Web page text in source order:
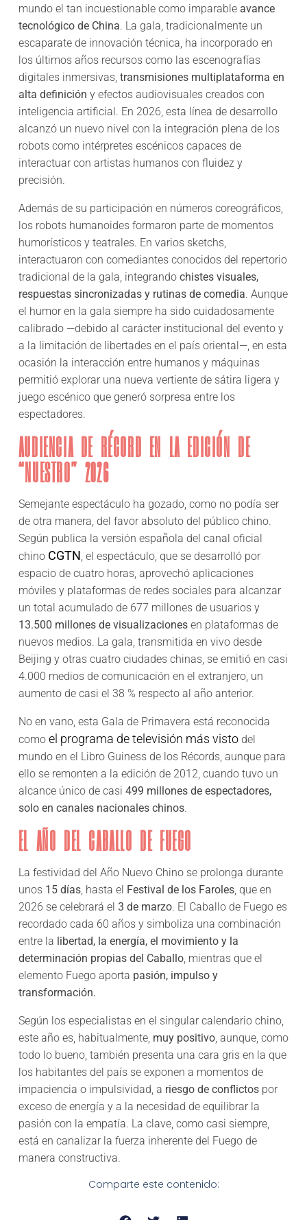
mundo el tan incuestionable como imparable avance
tecnológico de China. La gala, tradicionalmente un
escaparate de innovación técnica, ha incorporado en
los últimos años recursos como las escenografías
digitales inmersivas, transmisiones multiplataforma en
alta definición y efectos audiovisuales creados con
inteligencia artificial. En 2026, esta línea de desarrollo
alcanzó un nuevo nivel con la integración plena de los
robots como intérpretes escénicos capaces de
interactuar con artistas humanos con fluidez y
precisión.
Además de su participación en números coreográficos,
los robots humanoides formaron parte de momentos
humorísticos y teatrales. En varios sketchs,
interactuaron con comediantes conocidos del repertorio
tradicional de la gala, integrando chistes visuales,
respuestas sincronizadas y rutinas de comedia. Aunque
el humor en la gala siempre ha sido cuidadosamente
calibrado —debido al carácter institucional del evento y
a la limitación de libertades en el país oriental—, en esta
ocasión la interacción entre humanos y máquinas
permitió explorar una nueva vertiente de sátira ligera y
juego escénico que generó sorpresa entre los
espectadores.
AUDIENCIA DE RÉCORD EN LA EDICIÓN DE
“NUESTRO” 2026
Semejante espectáculo ha gozado, como no podía ser
de otra manera, del favor absoluto del público chino.
Según publica la versión española del canal oficial
chino CGTN, el espectáculo, que se desarrolló por
espacio de cuatro horas, aprovechó aplicaciones
móviles y plataformas de redes sociales para alcanzar
un total acumulado de 677 millones de usuarios y
13.500 millones de visualizacionesen plataformas de
nuevos medios. La gala, transmitida en vivo desde
Beijing y otras cuatro ciudades chinas, se emitió en casi
4.000 medios de comunicación en el extranjero, un
aumento de casi el 38 % respecto al año anterior.
No en vano, esta Gala de Primavera está reconocida
como el programa de televisión más vistodel
mundo en el Libro Guiness de los Récords, aunque para
ello se remonten a la edición de 2012, cuando tuvo un
alcance único de casi 499 millones de espectadores,
solo en canales nacionales chinos.
EL AÑO DEL CABALLO DE FUEGO
La festividad del Año Nuevo Chino se prolonga durante
unos 15 días, hasta el Festival de los Faroles, que en
2026 se celebrará el 3 de marzo. El Caballo de Fuego es
recordado cada 60 años y simboliza una combinación
entre la libertad, la energía, el movimiento y la
determinación propias del Caballo, mientras que el
elemento Fuego aporta pasión, impulso y
transformación.
Según los especialistas en el singular calendario chino,
este año es, habitualmente,muy positivo, aunque, como
todo lo bueno, también presenta una cara gris en la que
los habitantes del país se exponen a momentos de
impaciencia o impulsividad, a riesgo de conflictospor
exceso de energía y a la necesidad de equilibrar la
pasión con la empatía. La clave, como casi siempre,
está en canalizar la fuerza inherente del Fuego de
manera constructiva.
Comparte este contenido: